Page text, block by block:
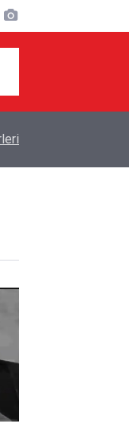
VE İSRAİL’İN